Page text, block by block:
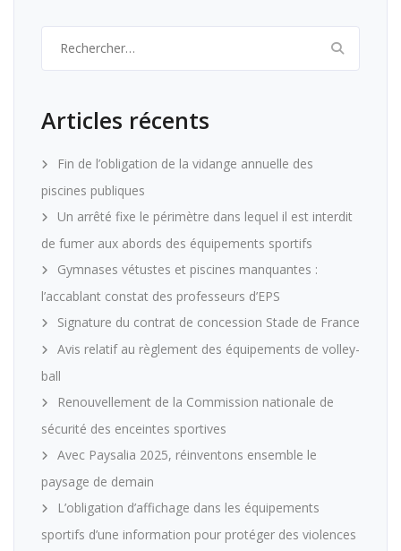
Articles récents
Fin de l’obligation de la vidange annuelle des
piscines publiques
Un arrêté fixe le périmètre dans lequel il est interdit
de fumer aux abords des équipements sportifs
Gymnases vétustes et piscines manquantes :
l’accablant constat des professeurs d’EPS
Signature du contrat de concession Stade de France
Avis relatif au règlement des équipements de volley-
ball
Renouvellement de la Commission nationale de
sécurité des enceintes sportives
Avec Paysalia 2025, réinventons ensemble le
paysage de demain
L’obligation d’affichage dans les équipements
sportifs d’une information pour protéger des violences